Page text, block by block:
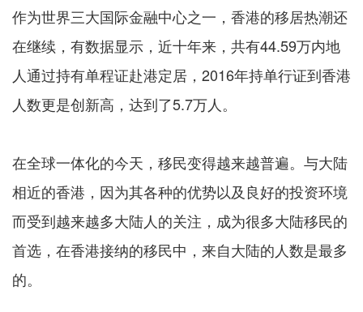
作为世界三大国际金融中心之一，香港的移居热潮还
在继续，有数据显示，近十年来，共有44.59万内地
人通过持有单程证赴港定居，2016年持单行证到香港
人数更是创新高，达到了5.7万人。
在全球一体化的今天，移民变得越来越普遍。与大陆
相近的香港，因为其各种的优势以及良好的投资环境
而受到越来越多大陆人的关注，成为很多大陆移民的
首选，在香港接纳的移民中，来自大陆的人数是最多
的。